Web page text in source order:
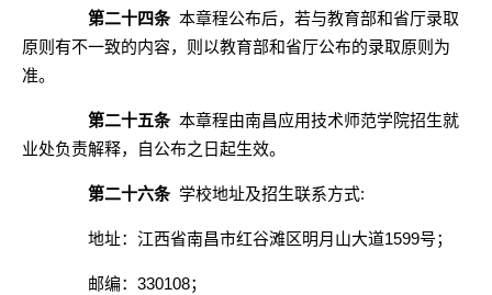
第二十四条 本章程公布后，若与教育部和省厅录取
原则有不一致的内容，则以教育部和省厅公布的录取原则为
准。
第二十五条 本章程由南昌应用技术师范学院招生就
业处负责解释，自公布之日起生效。
第二十六条 学校地址及招生联系方式:
地址：江西省南昌市红谷滩区明月山大道1599号；
邮编：330108；